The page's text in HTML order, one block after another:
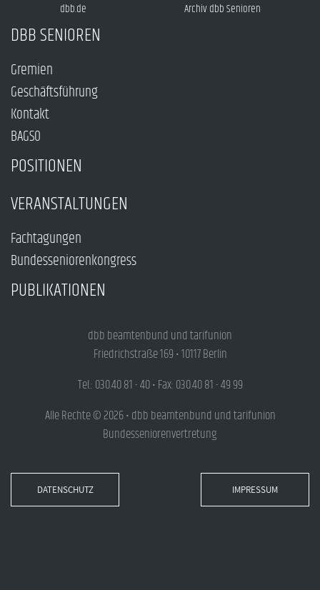
dbb.de Archiv dbb Senioren
DBB SENIOREN
Gremien
Geschäftsführung
Kontakt
BAGSO
POSITIONEN
VERANSTALTUNGEN
Fachtagungen
Bundesseniorenkongress
PUBLIKATIONEN
dbb beamtenbund und tarifunion
Friedrichstraße 169 • 10117 Berlin
Tel.: 030.40 81 - 40 • Fax: 030.40 81 - 49 99
Alle Rechte © 2026 • dbb beamtenbund und tarifunion
Bundesseniorenvertretung
DATENSCHUTZ IMPRESSUM